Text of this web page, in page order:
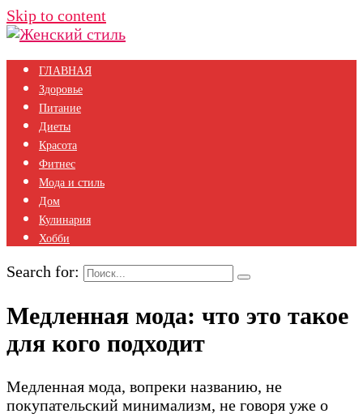
Skip to content
ГЛАВНАЯ
Здоровье
Питание
Диеты
Красота
Фитнес
Мода и стиль
Дом
Кулинария
Хобби
Search for:
Медленная мода: что это такое
для кого подходит
Медленная мода, вопреки названию, не
покупательский минимализм, не говоря уже о